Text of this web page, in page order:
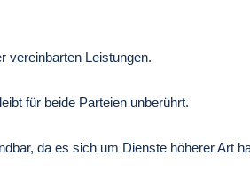
vereinbarten Leistungen.
für beide Parteien unberührt.
da es sich um Dienste höherer Art